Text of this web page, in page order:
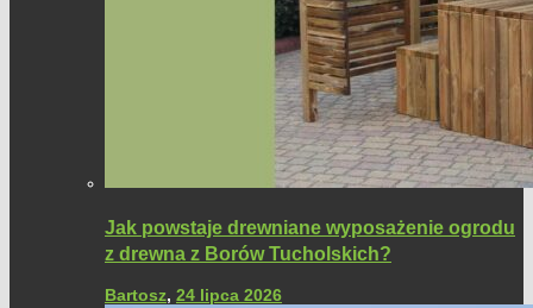
Jak powstaje drewniane wyposażenie ogrodu
z drewna z Borów Tucholskich?
Bartosz, 24 lipca 2026